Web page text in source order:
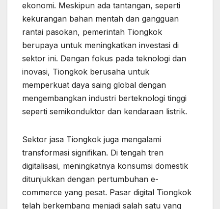
ekonomi. Meskipun ada tantangan, seperti
kekurangan bahan mentah dan gangguan
rantai pasokan, pemerintah Tiongkok
berupaya untuk meningkatkan investasi di
sektor ini. Dengan fokus pada teknologi dan
inovasi, Tiongkok berusaha untuk
memperkuat daya saing global dengan
mengembangkan industri berteknologi tinggi
seperti semikonduktor dan kendaraan listrik.
Sektor jasa Tiongkok juga mengalami
transformasi signifikan. Di tengah tren
digitalisasi, meningkatnya konsumsi domestik
ditunjukkan dengan pertumbuhan e-
commerce yang pesat. Pasar digital Tiongkok
telah berkembang menjadi salah satu yang